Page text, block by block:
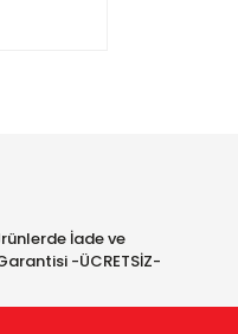
İade ve
-ÜCRETSİZ-